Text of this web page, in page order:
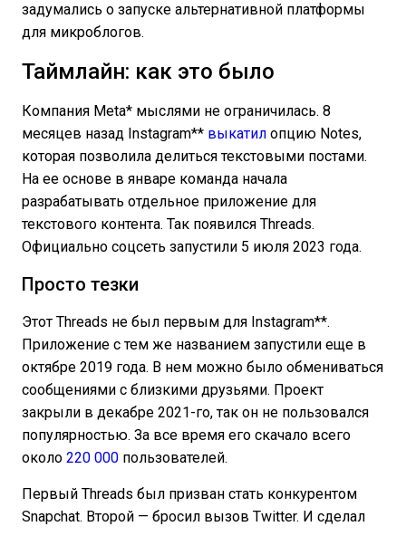
задумались о запуске альтернативной платформы
для микроблогов.
Таймлайн: как это было
Компания Meta* мыслями не ограничилась. 8
месяцев назад Instagram** выкатил опцию Notes,
которая позволила делиться текстовыми постами.
На ее основе в январе команда начала
разрабатывать отдельное приложение для
текстового контента. Так появился Threads.
Официально соцсеть запустили 5 июля 2023 года.
Просто тезки
Этот Threads не был первым для Instagram**.
Приложение с тем же названием запустили еще в
октябре 2019 года. В нем можно было обмениваться
сообщениями с близкими друзьями. Проект
закрыли в декабре 2021-го, так он не пользовался
популярностью. За все время его скачало всего
около 220 000 пользователей.
Первый Threads был призван стать конкурентом
Snapchat. Второй — бросил вызов Twitter. И сделал